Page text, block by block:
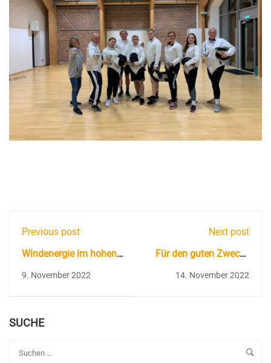
Previous post
Windenergie im hohen
9. November 2022
Next post
Für den guten Zweck -
DKMS - Bist du
14. November 2022
SUCHE